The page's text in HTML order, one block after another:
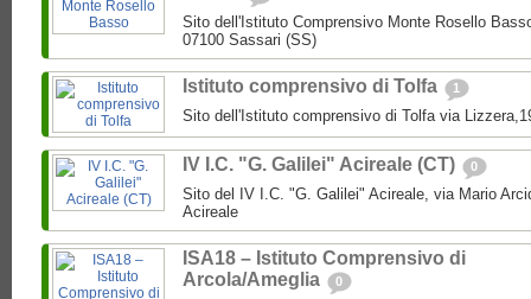
Sito dell'Istituto Comprensivo Monte Rosello
07100 Sassari (SS)
Istituto comprensivo di Tolfa 1
Sito dell'Istituto comprensivo di Tolfa via
IV I.C. "G. Galilei" Acireale (CT) 0
Sito del IV I.C. "G. Galilei" Acireale, via Mario
Acireale
ISA18 – Istituto Comprensivo di
Arcola/Ameglia
0